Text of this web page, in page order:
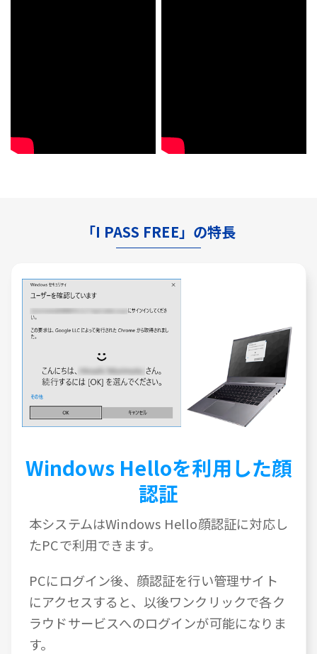
「I PASS FREE」の特長
Windows Helloを利用した顔
認証
本システムはWindows Hello顔認証に対応し
たPCで利用できます。
PCにログイン後、顔認証を行い管理サイト
にアクセスすると、以後ワンクリックで各ク
ラウドサービスへのログインが可能になりま
す。